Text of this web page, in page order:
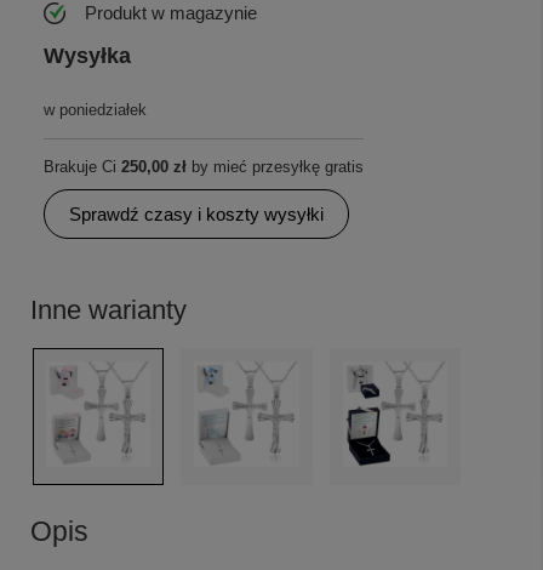
Produkt w magazynie
Wysyłka
w poniedziałek
Brakuje Ci 250,00 zł by mieć przesyłkę gratis
Sprawdź czasy i koszty wysyłki
Inne warianty
Opis